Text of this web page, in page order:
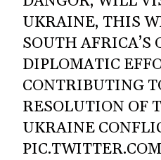
UKRAINE, THIS
SOUTH AFRICA’S
DIPLOMATIC
CONTRIBUTING
RESOLUTION OF
UKRAINE